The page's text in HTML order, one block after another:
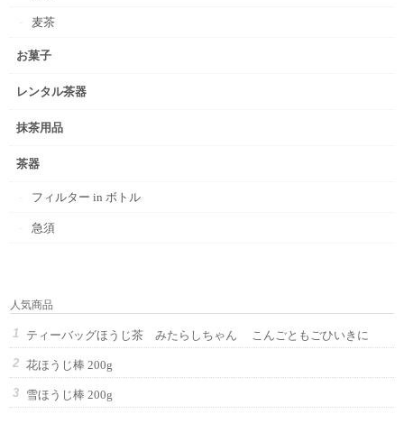
麦茶
お菓子
レンタル茶器
抹茶用品
茶器
フィルター in ボトル
急須
人気商品
ティーバッグほうじ茶 みたらしちゃん こんごともごひいきに
花ほうじ棒 200g
雪ほうじ棒 200g